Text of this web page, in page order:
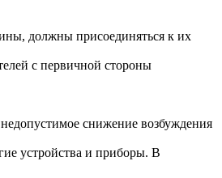
должны присоединяться к их
с первичной стороны
снижение возбуждения
устройства и приборы. В